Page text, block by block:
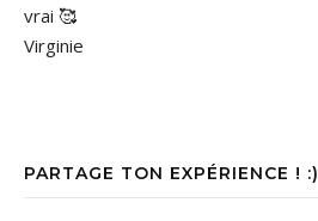
vrai 🥰
Virginie
PARTAGE TON EXPÉRIENCE ! :)